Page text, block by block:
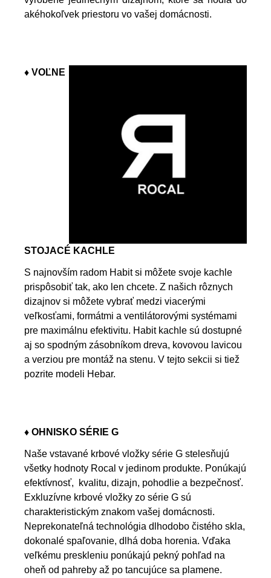
akéhokoľvek priestoru vo vašej domácnosti.
♦ VOĽNE
STOJACÉ KACHLE
S najnovším radom Habit si môžete svoje kachle
prispôsobiť tak, ako len chcete. Z našich rôznych
dizajnov si môžete vybrať medzi viacerými
veľkosťami, formátmi a ventilátorovými systémami
pre maximálnu efektivitu. Habit kachle sú dostupné
aj so spodným zásobníkom dreva, kovovou lavicou
a verziou pre montáž na stenu. V tejto sekcii si tiež
pozrite modeli Hebar.
♦ OHNISKO SÉRIE G
Naše vstavané krbové vložky série G stelesňujú
všetky hodnoty Rocal v jedinom produkte. Ponúkajú
efektívnosť, kvalitu, dizajn, pohodlie a bezpečnosť.
Exkluzívne krbové vložky zo série G sú
charakteristickým znakom vašej domácnosti.
Neprekonateľná technológia dlhodobo čistého skla,
dokonalé spaľovanie, dlhá doba horenia. Vďaka
veľkému preskleniu ponúkajú pekný pohľad na
oheň od pahreby až po tancujúce sa plamene.